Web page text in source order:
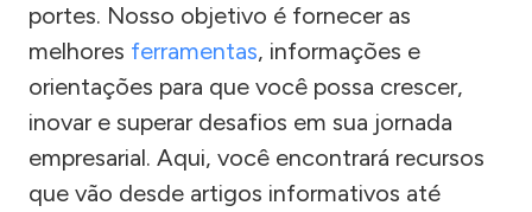
portes. Nosso objetivo é fornecer as
melhores ferramentas, informações e
orientações para que você possa crescer,
inovar e superar desafios em sua jornada
empresarial. Aqui, você encontrará recursos
que vão desde artigos informativos até